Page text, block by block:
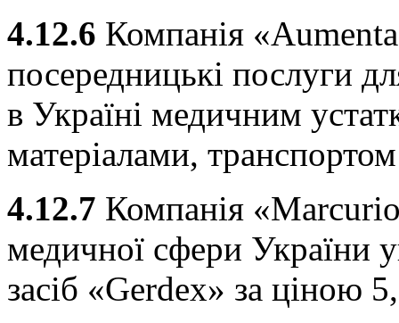
4.12.6 Компанія
посередницькі послуги
в Україні медичним
матеріалами,
4.12.7 Компанія
медичної сфери України
засіб «Gerdex» за ціною